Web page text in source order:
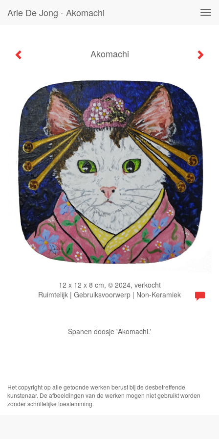
Arie De Jong - Akomachi
Akomachi
12 x 12 x 8 cm, © 2024, verkocht
Ruimtelijk | Gebruiksvoorwerp | Non-Keramiek
Spanen doosje 'Akomachi.'
Het copyright op alle getoonde werken berust bij de desbetreffende
kunstenaar. De afbeeldingen van de werken mogen niet gebruikt worden
zonder schriftelijke toestemming.